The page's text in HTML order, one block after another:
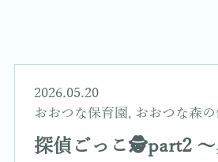
2026.05.20
おおつな保育園 , おおつな森の
探偵ごっこ🕵️part2 〜